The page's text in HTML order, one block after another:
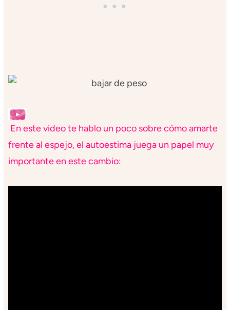
En este video te hablo un poco sobre cómo amarte
frente al espejo, el autoestima juega un papel muy
importante en este cambio: